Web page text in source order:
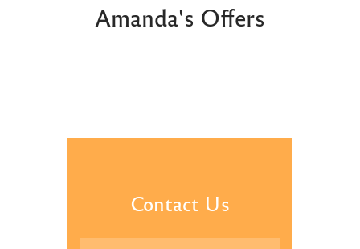
Amanda's Offers
Contact Us